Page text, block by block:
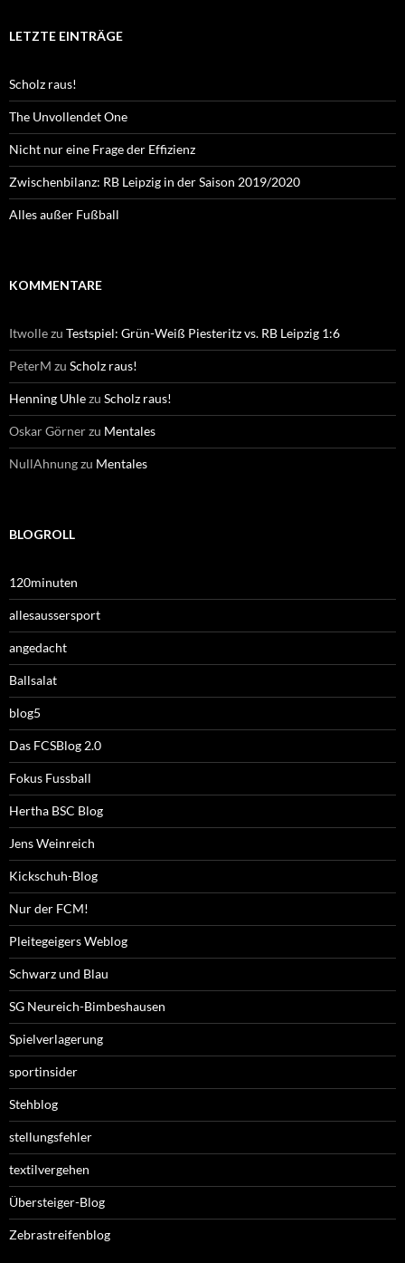
LETZTE EINTRÄGE
Scholz raus!
The Unvollendet One
Nicht nur eine Frage der Effizienz
Zwischenbilanz: RB Leipzig in der Saison 2019/2020
Alles außer Fußball
KOMMENTARE
Itwollezu Testspiel: Grün-Weiß Piesteritz vs. RB Leipzig 1:6
PeterM zu Scholz raus!
Henning Uhlezu Scholz raus!
Oskar Görnerzu Mentales
NullAhnungzu Mentales
BLOGROLL
120minuten
allesaussersport
angedacht
Ballsalat
blog5
Das FCSBlog 2.0
Fokus Fussball
Hertha BSC Blog
Jens Weinreich
Kickschuh-Blog
Nur der FCM!
Pleitegeigers Weblog
Schwarz und Blau
SG Neureich-Bimbeshausen
Spielverlagerung
sportinsider
Stehblog
stellungsfehler
textilvergehen
Übersteiger-Blog
Zebrastreifenblog